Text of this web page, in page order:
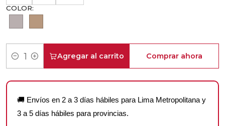
COLOR:
Cantidad
Agregar al carrito Comprar ahora
🚚 Envíos en 2 a 3 días hábiles para Lima Metropolitana y
3 a 5 días hábiles para provincias.